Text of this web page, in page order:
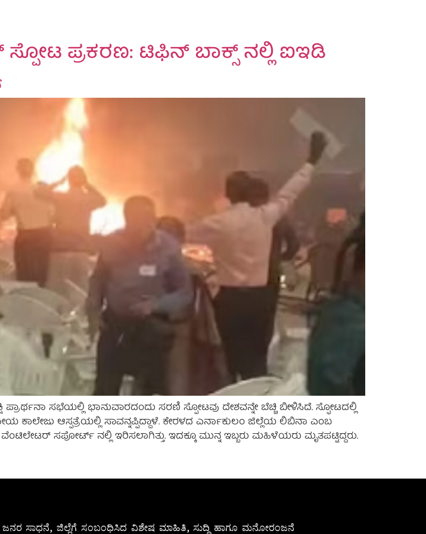
ಸ್ಪೋಟ ಪ್ರಕರಣ: ಟಿಫಿನ್ ಬಾಕ್ಸ್ ನಲ್ಲಿ ಐಇಡಿ
ಸಭೆಯಲ್ಲಿ ಭಾನುವಾರದಂದು ಸರಣಿ ಸ್ಪೋಟವು ದೇಶವನ್ನೇ ಬೆಚ್ಚಿ ಬೀಳಿಸಿದೆ. ಸ್ಫೋಟದಲ್ಲಿ
ಕಾಲೇಜು ಆಸ್ಪತ್ರೆಯಲ್ಲಿ ಸಾವನ್ನಪ್ಪಿದ್ದಾಳೆ. ಕೇರಳದ ಎರ್ನಾಕುಲಂ ಜಿಲ್ಲೆಯ ಲಿಬಿನಾ ಎಂಬ
ಸಪೋರ್ಟ್ ನಲ್ಲಿ ಇರಿಸಲಾಗಿತ್ತು. ಇದಕ್ಕೂ ಮುನ್ನ ಇಬ್ಬರು ಮಹಿಳೆಯರು ಮೃತಪಟ್ಟಿದ್ದರು.
ಜನರ ಸಾಧನೆ, ಜಿಲ್ಲೆಗೆ ಸಂಬಂಧಿಸಿದ ವಿಶೇಷ ಮಾಹಿತಿ, ಸುದ್ದಿ ಹಾಗೂ ಮನೋರಂಜನೆ